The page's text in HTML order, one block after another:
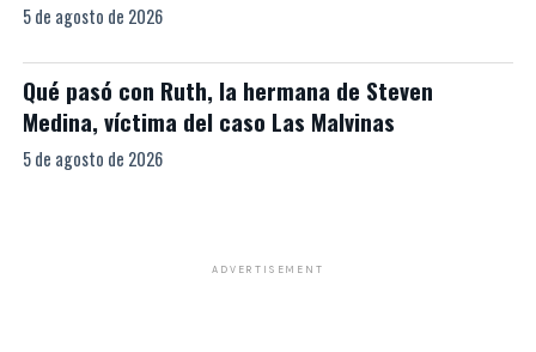
5 de agosto de 2026
Qué pasó con Ruth, la hermana de Steven
Medina, víctima del caso Las Malvinas
5 de agosto de 2026
ADVERTISEMENT